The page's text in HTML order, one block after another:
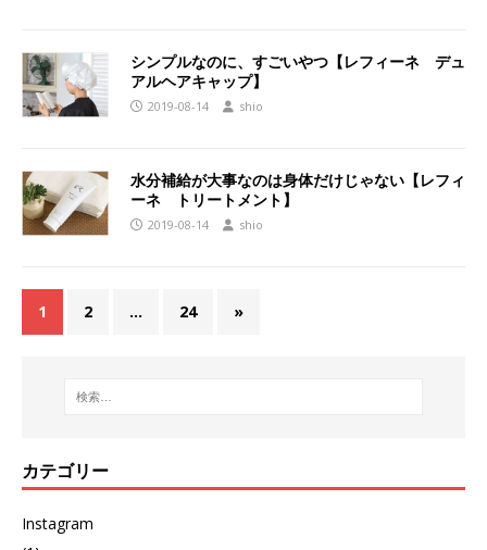
シンプルなのに、すごいやつ【レフィーネ デュ
アルヘアキャップ】
2019-08-14 shio
水分補給が大事なのは身体だけじゃない【レフィ
ーネ トリートメント】
2019-08-14 shio
1 2 … 24 »
カテゴリー
Instagram